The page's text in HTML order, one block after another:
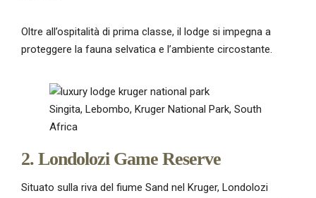
Oltre all’ospitalità di prima classe, il lodge si impegna a
proteggere la fauna selvatica e l’ambiente circostante.
Singita, Lebombo, Kruger National Park, South
Africa
2. Londolozi Game Reserve
Situato sulla riva del fiume Sand nel Kruger, Londolozi